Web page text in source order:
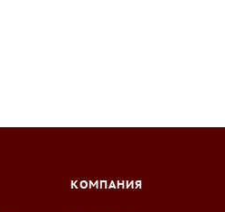
КОМПАНИЯ